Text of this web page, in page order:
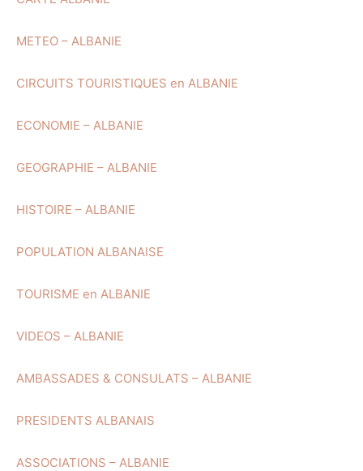
METEO – ALBANIE
CIRCUITS TOURISTIQUES en ALBANIE
ECONOMIE – ALBANIE
GEOGRAPHIE – ALBANIE
HISTOIRE – ALBANIE
POPULATION ALBANAISE
TOURISME en ALBANIE
VIDEOS – ALBANIE
AMBASSADES & CONSULATS – ALBANIE
PRESIDENTS ALBANAIS
ASSOCIATIONS – ALBANIE